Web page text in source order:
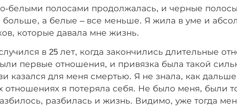
белыми полосами продолжалась, и черные полосы
больше, а белые – все меньше. Я жила в уме и
которые давала мне жизнь.
в 25 лет, когда закончились длительные
первые отношения, и привязка была такой
казался для меня смертью. Я не знала, как
отношениях я потеряла себя. Не было меня, были
разбилась и жизнь. Видимо, уже тогда